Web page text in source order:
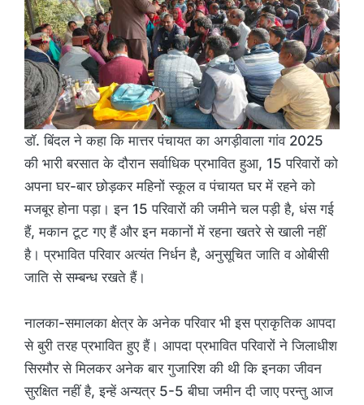
डॉ. बिंदल ने कहा कि मात्तर पंचायत का अगड़ीवाला गांव 2025
की भारी बरसात के दौरान सर्वाधिक प्रभावित हुआ, 15 परिवारों को
अपना घर-बार छोड़कर महिनों स्कूल व पंचायत घर में रहने को
मजबूर होना पड़ा। इन 15 परिवारों की जमीने चल पड़ी है, धंस गई
हैं, मकान टूट गए हैं और इन मकानों में रहना खतरे से खाली नहीं
है। प्रभावित परिवार अत्यंत निर्धन है, अनुसूचित जाति व ओबीसी
जाति से सम्बन्ध रखते हैं।
नालका-समालका क्षेत्र के अनेक परिवार भी इस प्राकृतिक आपदा
से बुरी तरह प्रभावित हुए हैं। आपदा प्रभावित परिवारों ने जिलाधीश
सिरमौर से मिलकर अनेक बार गुजारिश की थी कि इनका जीवन
सुरक्षित नहीं है, इन्हें अन्यत्र 5-5 बीघा जमीन दी जाए परन्तु आज